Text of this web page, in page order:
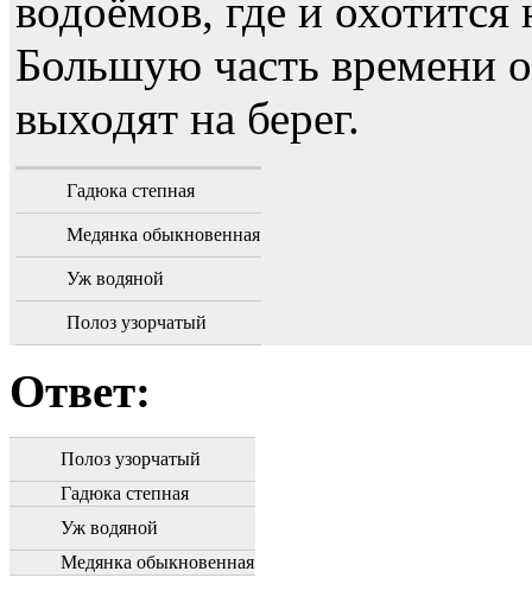
водоёмов, где и
Большую часть времени
выходят на берег.
Гадюка степная
Медянка обыкновенная
Уж водяной
Полоз узорчатый
Ответ:
Полоз узорчатый
Гадюка степная
Уж водяной
Медянка обыкновенная